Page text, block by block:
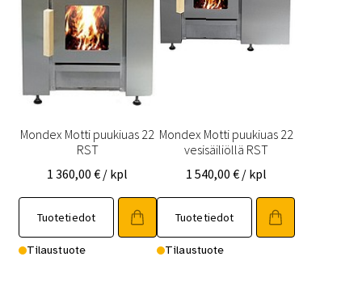
Mondex Motti puukiuas 22
RST
1 360,00€ / kpl
Tuotetiedot
Tilaustuote
Mondex Motti puukiuas 22
vesisäiliöllä RST
1 540,00 € / kpl
Tuotetiedot
Tilaustuote